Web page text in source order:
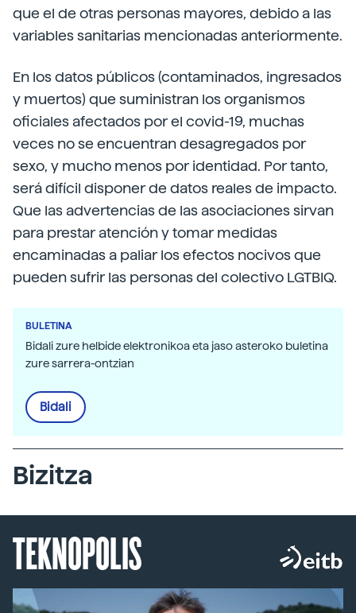
que el de otras personas mayores, debido a las
variables sanitarias mencionadas anteriormente.
En los datos públicos (contaminados, ingresados
y muertos) que suministran los organismos
oficiales afectados por el covid-19, muchas
veces no se encuentran desagregados por
sexo, y mucho menos por identidad. Por tanto,
será difícil disponer de datos reales de impacto.
Que las advertencias de las asociaciones sirvan
para prestar atención y tomar medidas
encaminadas a paliar los efectos nocivos que
pueden sufrir las personas del colectivo LGTBIQ.
BULETINA
Bidali zure helbide elektronikoa eta jaso asteroko buletina
zure sarrera-ontzian
Bidali
Bizitza
TEKNOPOLIS